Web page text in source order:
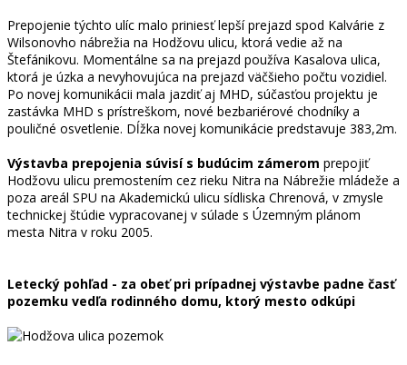
Prepojenie týchto ulíc malo priniesť lepší prejazd spod Kalvárie z
Wilsonovho nábrežia na Hodžovu ulicu, ktorá vedie až na
Štefánikovu. Momentálne sa na prejazd používa Kasalova ulica,
ktorá je úzka a nevyhovujúca na prejazd väčšieho počtu vozidiel.
Po novej komunikácii mala jazdiť aj MHD, súčasťou projektu je
zastávka MHD s prístreškom, nové bezbariérové chodníky a
pouličné osvetlenie. Dĺžka novej komunikácie predstavuje 383,2m.
Výstavba prepojenia súvisí s budúcim zámerom prepojiť
Hodžovu ulicu premostením cez rieku Nitra na Nábrežie mládeže a
poza areál SPU na Akademickú ulicu sídliska Chrenová, v zmysle
technickej štúdie vypracovanej v súlade s Územným plánom
mesta Nitra v roku 2005.
Letecký pohľad - za obeť pri prípadnej výstavbe padne časť
pozemku vedľa rodinného domu, ktorý mesto odkúpi